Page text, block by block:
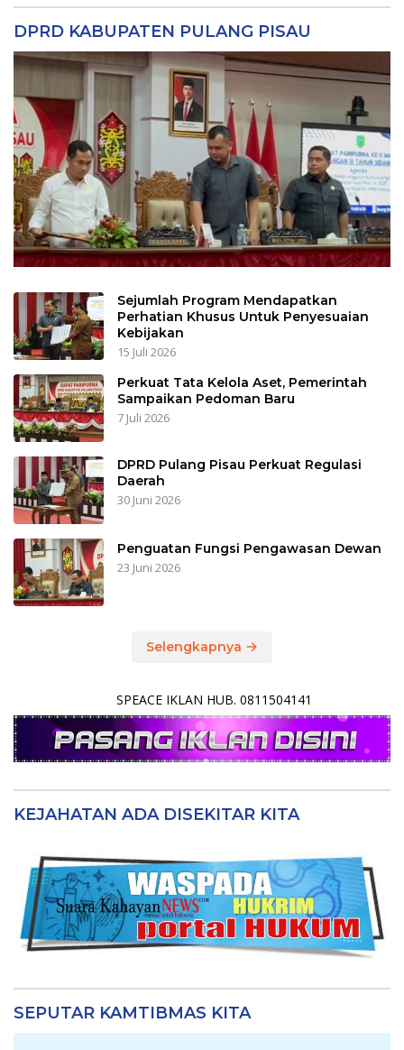
DPRD KABUPATEN PULANG PISAU
Sejumlah Program Mendapatkan
Perhatian Khusus Untuk Penyesuaian
Kebijakan
15 Juli 2026
Perkuat Tata Kelola Aset, Pemerintah
Sampaikan Pedoman Baru
7 Juli 2026
DPRD Pulang Pisau Perkuat Regulasi
Daerah
30 Juni 2026
Penguatan Fungsi Pengawasan Dewan
23 Juni 2026
Selengkapnya
SPEACE IKLAN HUB. 0811504141
KEJAHATAN ADA DISEKITAR KITA
SEPUTAR KAMTIBMAS KITA